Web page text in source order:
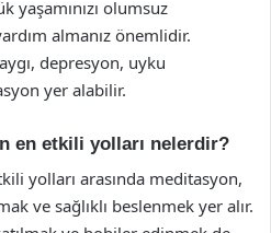
yaşamınızı olumsuz
almanız önemlidir.
depresyon, uyku
yer alabilir.
en etkili yolları nelerdir?
yolları arasında meditasyon,
ve sağlıklı beslenmek yer alır.